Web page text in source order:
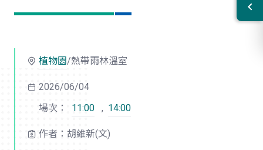
植物園/熱帶雨林溫室
2026/06/04
場次：
11:00 , 14:00
作者：胡維新(文)